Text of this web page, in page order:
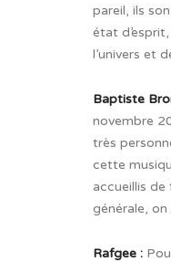
pareil, ils
état
l’univers et
Baptiste
novembre
très
cette
accueillis
générale,
Rafgee :